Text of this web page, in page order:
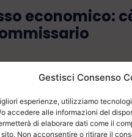
Gestisci Consenso
esperienze, utilizziamo
accedere alle informazioni del
di elaborare dati come il
Non acconsentire o ritirare il
economico:
CONTATTACI